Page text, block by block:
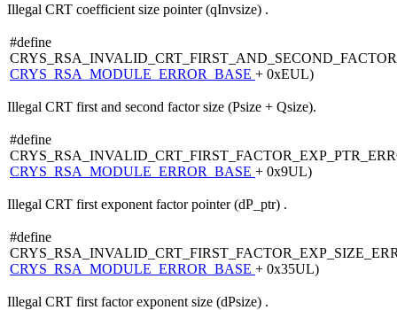
Illegal CRT coefficient size pointer (qInvsize) .
#define
CRYS_RSA_MODULE_ERROR_BASE + 0xEUL)
Illegal CRT first and second factor size (Psize + Qsize).
#define
CRYS_RSA_MODULE_ERROR_BASE + 0x9UL)
Illegal CRT first exponent factor pointer (dP_ptr) .
#define
CRYS_RSA_MODULE_ERROR_BASE + 0x35UL)
Illegal CRT first factor exponent size (dPsize) .